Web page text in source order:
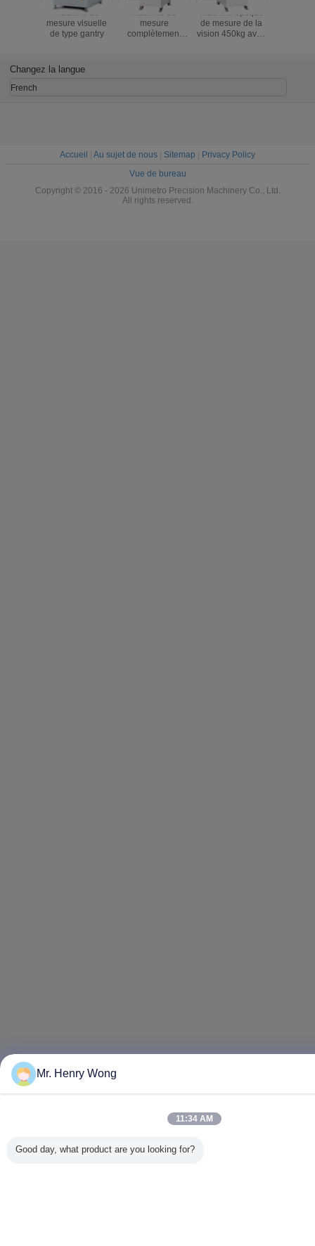
Machine de
mesure visuelle
de type gantry
Machine de
mesure
complètement
machine optique
de mesure de la
vision 450kg avec
Changez la langue
French
Accueil Au sujet de nous Sitemap
Privacy Policy
Vue de bureau
Copyright © 2016 - 2026 Unimetro Precision Machinery Co., Ltd.
All rights reserved.
Mr. Henry Wong
11:34 AM
Good day, what product are you looking for?